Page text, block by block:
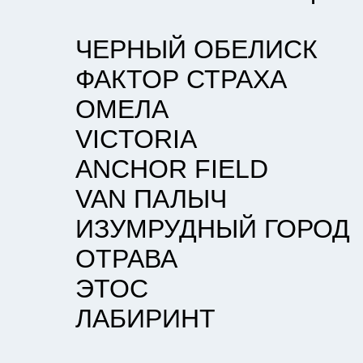
ЧЕРНЫЙ ОБЕЛИСК
ФАКТОР СТРАХА
ОМЕЛА
VICTORIA
ANCHOR FIELD
VAN ПАЛЫЧ
ИЗУМРУДНЫЙ ГОРОД
ОТРАВА
ЭТОС
ЛАБИРИНТ